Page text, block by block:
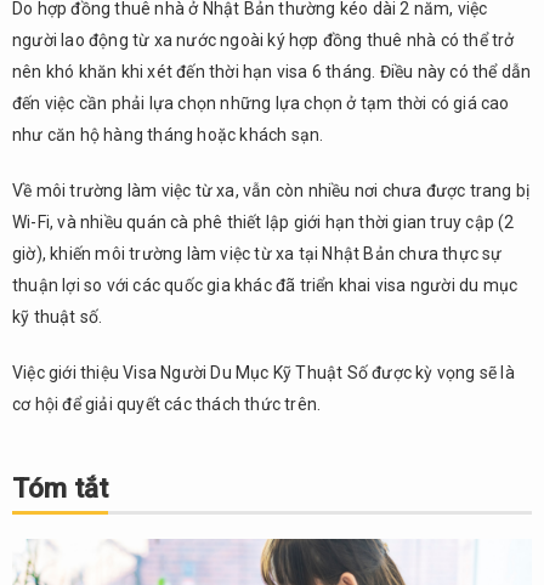
Do hợp đồng thuê nhà ở Nhật Bản thường kéo dài 2 năm, việc
người lao động từ xa nước ngoài ký hợp đồng thuê nhà có thể trở
nên khó khăn khi xét đến thời hạn visa 6 tháng. Điều này có thể dẫn
đến việc cần phải lựa chọn những lựa chọn ở tạm thời có giá cao
như căn hộ hàng tháng hoặc khách sạn.
Về môi trường làm việc từ xa, vẫn còn nhiều nơi chưa được trang bị
Wi-Fi, và nhiều quán cà phê thiết lập giới hạn thời gian truy cập (2
giờ), khiến môi trường làm việc từ xa tại Nhật Bản chưa thực sự
thuận lợi so với các quốc gia khác đã triển khai visa người du mục
kỹ thuật số.
Việc giới thiệu Visa Người Du Mục Kỹ Thuật Số được kỳ vọng sẽ là
cơ hội để giải quyết các thách thức trên.
Tóm tắt